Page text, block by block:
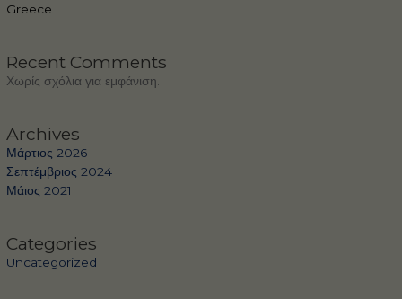
Greece
Recent Comments
Χωρίς σχόλια για εμφάνιση.
Archives
Μάρτιος 2026
Σεπτέμβριος 2024
Μάιος 2021
Categories
Uncategorized